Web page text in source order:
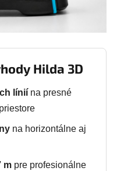
Hilda 3D
línií na presné
na horizontálne aj
m pre profesionálne